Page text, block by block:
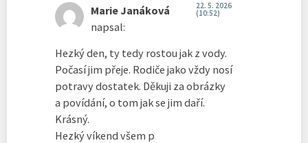
Marie Janáková
napsal:
22. 5. 2026
(10:52)
Hezký den, ty tedy rostou jak z vody.
Počasí jim přeje. Rodiče jako vždy nosí
potravy dostatek. Děkuji za obrázky
a povídání, o tom jak se jim daří.
Krásný.
Hezký víkend všem p